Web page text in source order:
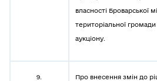
власності Броварської
територіальної громади
аукціону.
9.
Про внесення змін до